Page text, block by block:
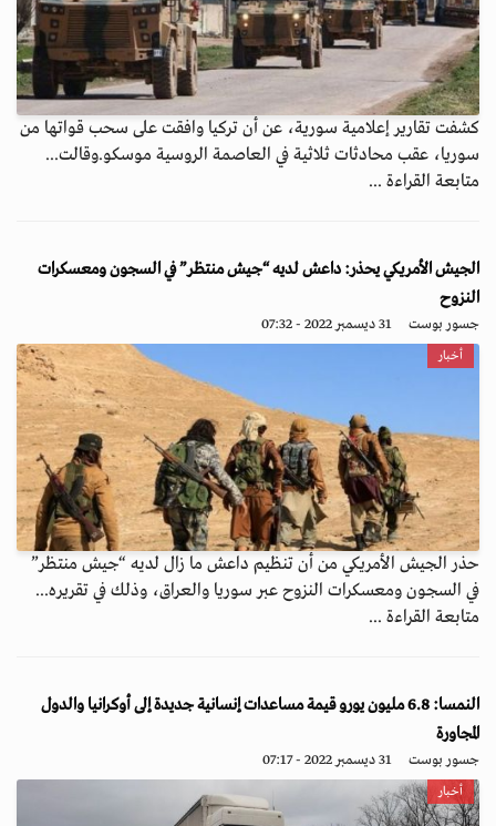
كشفت تقارير إعلامية سورية، عن أن تركيا وافقت على سحب قواتها من
سوريا، عقب محادثات ثلاثية في العاصمة الروسية موسكو.وقالت...
متابعة القراءة ...
الجيش الأمريكي يحذر: داعش لديه “جيش منتظر” في السجون ومعسكرات
النزوح
جسور بوست 31 ديسمبر 2022 - 07:32
أخبار
حذر الجيش الأمريكي من أن تنظيم داعش ما زال لديه “جيش منتظر”
في السجون ومعسكرات النزوح عبر سوريا والعراق، وذلك في تقريره...
متابعة القراءة ...
النمسا: 6.8 مليون يورو قيمة مساعدات إنسانية جديدة إلى أوكرانيا والدول
المجاورة
جسور بوست 31 ديسمبر 2022 - 07:17
أخبار